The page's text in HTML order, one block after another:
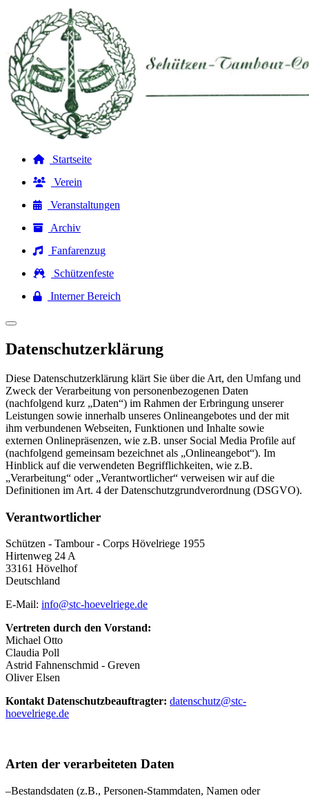
Startseite
Verein
Veranstaltungen
Archiv
Fanfarenzug
Schützenfeste
Interner Bereich
Datenschutzerklärung
Diese Datenschutzerklärung klärt Sie über die Art, den Umfang und
Zweck der Verarbeitung von personenbezogenen Daten
(nachfolgend kurz „Daten“) im Rahmen der Erbringung unserer
Leistungen sowie innerhalb unseres Onlineangebotes und der mit
ihm verbundenen Webseiten, Funktionen und Inhalte sowie
externen Onlinepräsenzen, wie z.B. unser Social Media Profile auf
(nachfolgend gemeinsam bezeichnet als „Onlineangebot“). Im
Hinblick auf die verwendeten Begrifflichkeiten, wie z.B.
„Verarbeitung“ oder „Verantwortlicher“ verweisen wir auf die
Definitionen im Art. 4 der Datenschutzgrundverordnung (DSGVO).
Verantwortlicher
Schützen - Tambour - Corps Hövelriege 1955
Hirtenweg 24 A
33161 Hövelhof
Deutschland
E-Mail: info@stc-hoevelriege.de
Vertreten durch den Vorstand:
Michael Otto
Claudia Poll
Astrid Fahnenschmid - Greven
Oliver Elsen
Kontakt Datenschutzbeauftragter: datenschutz@stc-
hoevelriege.de
Arten der verarbeiteten Daten
–Bestandsdaten (z.B., Personen-Stammdaten, Namen oder